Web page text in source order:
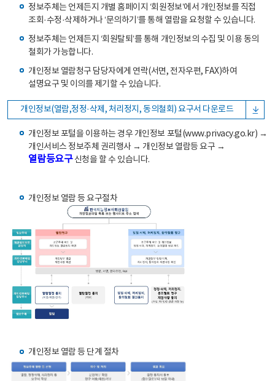
정보주체는 언제든지 개별 홈페이지 ‘회원정보’에서 개인정보를 직접
조회·수정·삭제하거나 ‘문의하기’를 통해 열람을 요청할 수 있습니다.
정보주체는 언제든지 ‘회원탈퇴’를 통해 개인정보의 수집 및 이용 동의
철회가 가능합니다.
개인정보 열람청구 담당자에게 연락(서면, 전자우편, FAX)하여
설명요구 및 이의를 제기할 수 있습니다.
개인정보(열람,정정·삭제, 처리정지, 동의철회) 요구서 다운로드
개인정보 포털을 이용하는 경우 개인정보 포털(www.privacy.go.kr) →
개인서비스 정보주체 권리행사 → 개인정보 열람등 요구 →
열람등요구신청을 할 수 있습니다.
개인정보 열람 등 요구절차
개인정보 열람 등 단계 절차